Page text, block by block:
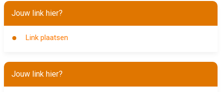
Jouw link hier?
Link plaatsen
Jouw link hier?